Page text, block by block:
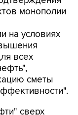
на условиях
всех
сметы
сверх